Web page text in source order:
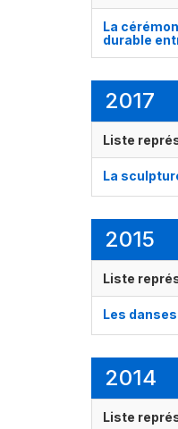
La
durable
2017
Liste
La
2015
Liste
Les
2014
Liste